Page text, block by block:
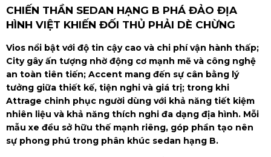
CHIẾN THẦN SEDAN HẠNG B PHÁ ĐẢO ĐỊA
HÌNH VIỆT KHIẾN ĐỐI THỦ PHẢI DÈ CHỪNG
Vios nổi bật với độ tin cậy cao và chi phí vận hành thấp;
City gây ấn tượng nhờ động cơ mạnh mẽ và công nghệ
an toàn tiên tiến; Accent mang đến sự cân bằng lý
tưởng giữa thiết kế, tiện nghi và giá trị; trong khi
Attrage chinh phục người dùng với khả năng tiết kiệm
nhiên liệu và khả năng thích nghi đa dạng địa hình. Mỗi
mẫu xe đều sở hữu thế mạnh riêng, góp phần tạo nên
sự phong phú trong phân khúc sedan hạng B.